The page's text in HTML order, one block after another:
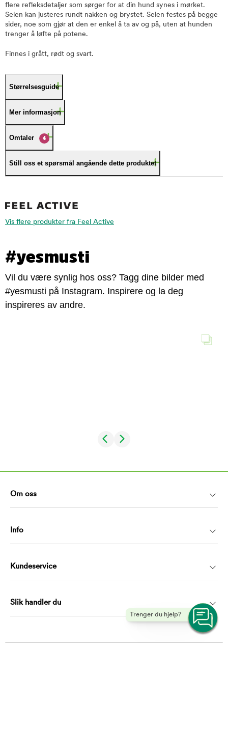
flere refleksdetaljer som sørger for at din hund synes i mørket.
Selen kan justeres rundt nakken og brystet. Selen festes på begge
sider, noe som gjør at den er enkel å ta av og på, uten at hunden
trenger å løfte på potene.
Finnes i grått, rødt og svart.
Størrelsesguide
Mer informasjon
Omtaler 4
Still oss et spørsmål angående dette produktet
Vis flere produkter fra Feel Active
#yesmusti
Vil du være synlig hos oss? Tagg dine bilder med
#yesmusti på Instagram. Inspirere og la deg
inspireres av andre.
Trenger du hjelp?
Om oss
Info
Kundeservice
Slik handler du